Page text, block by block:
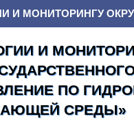
И МОНИТОРИНГУ
И
ПО
СРЕДЫ»